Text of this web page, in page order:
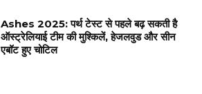
Ashes 2025: पर्थ टेस्ट से पहले बढ़ सकती है
ऑस्ट्रेलियाई टीम की मुश्किलें, हेजलवुड और सीन
एबॉट हुए चोटिल